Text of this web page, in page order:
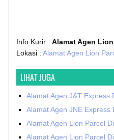
Info Kurir : Alamat Agen
Lokasi : Alamat Agen Lion
LIHAT JUGA
Alamat Agen J&T Express
Alamat Agen JNE Express
Alamat Agen Lion Parcel
Alamat Agen Lion Parcel